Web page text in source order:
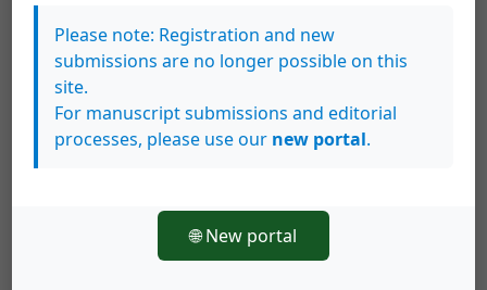
Commercial Sex Work on Transvestite and
Transsexual Females in Brazil
PDF XML
School Motivation, Emotional Intelligence
and Academic Performance in Students of
Please note: Registration and new
submissions are no longer possible on this
site.
For manuscript submissions and editorial
processes, please use our new portal.
🌐 New portal